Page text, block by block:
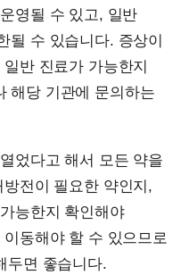
영될 수 있고, 일반
될 수 있습니다. 증상이
반 진료가 가능한지
해당 기관에 문의하는
었다고 해서 모든 약을
전이 필요한 약인지,
능한지 확인해야
동해야 할 수 있으므로
두면 좋습니다.